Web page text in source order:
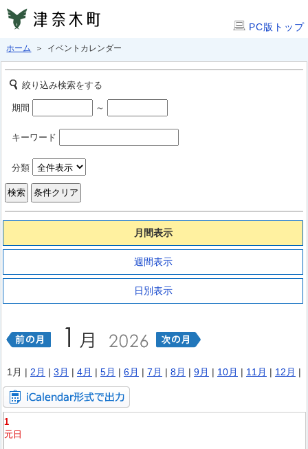
PC版トップ
ホーム ＞ イベントカレンダー
絞り込み検索をする
期間 ～
キーワード
分類
月間表示
週間表示
日別表示
1月 | 2月 | 3月 | 4月 | 5月 | 6月 | 7月 | 8月 | 9月 | 10月 | 11月 | 12月 |
1
元日